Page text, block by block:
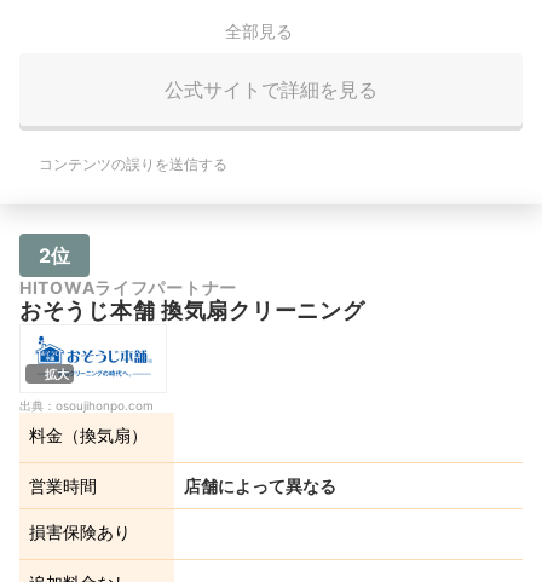
全部見る
公式サイトで詳細を見る
コンテンツの誤りを送信する
2位
HITOWAライフパートナー
おそうじ本舗 換気扇クリーニング
拡大
出典： osoujihonpo.com
料金（換気扇）
営業時間 店舗によって異なる
損害保険あり